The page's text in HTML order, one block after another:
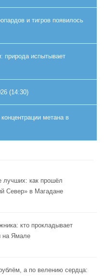
и тигров появилось
природа испытывает
(14:30)
метана в
лучших: как прошёл
Север» в Магадане
кто прокладывает
на Ямале
а по велению сердца: